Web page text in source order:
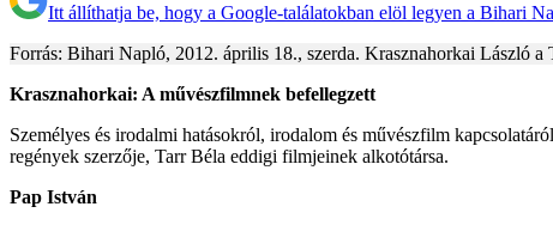
Itt állíthatja be, hogy a Google-találatokban elöl legyen a Bihari
Forrás: Bihari Napló, 2012. április 18., szerda. Krasznahorkai László
Krasznahorkai: A művészfilmnek befellegzett
Személyes és irodalmi hatásokról, irodalom és művészfilm
regények szerzője, Tarr Béla eddigi filmjeinek alkotótársa.
Pap István